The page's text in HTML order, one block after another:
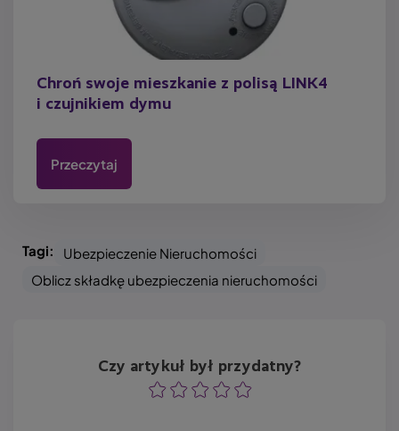
Chroń swoje mieszkanie z polisą LINK4
i czujnikiem dymu
Przeczytaj
Tagi:
Ubezpieczenie Nieruchomości
Oblicz składkę ubezpieczenia nieruchomości
Czy artykuł był przydatny?
OcenaOcenaOcena
OcenaOcena